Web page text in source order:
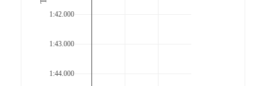
1:42.000
1:43.000
1:44.000